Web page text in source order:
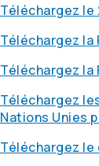
Téléchargez le
Téléchargez
Téléchargez la
Téléchargez
Nations Unies
Téléchargez